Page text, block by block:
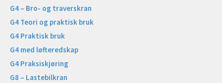
G4 – Bro- og traverskran
G4 Teori og praktisk bruk
G4 Praktisk bruk
G4 med løfteredskap
G4 Praksiskjøring
G8 – Lastebilkran